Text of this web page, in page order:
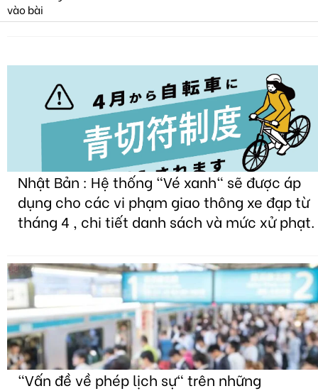
Nhật Bản : Hệ thống "Vé xanh" sẽ được áp
dụng cho các vi phạm giao thông xe đạp từ
tháng 4 , chi tiết danh sách và mức xử phạt.
"Vấn đề về phép lịch sự" trên những